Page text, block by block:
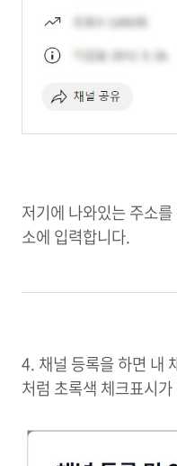
저기에 나와있는 주소
소에 입력합니다.
4. 채널 등록을 하면 내
처럼 초록색 체크표시